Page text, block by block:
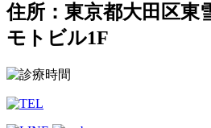
住所：東京都大田区東
モトビル1F